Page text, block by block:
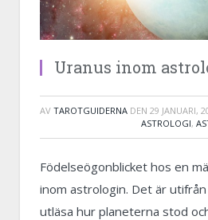
Uranus inom
AV TAROTGUIDERNA DEN 29 JANUARI,
ASTROLOGI,
Födelseögonblicket hos en
inom astrologin. Det är
utläsa hur planeterna stod